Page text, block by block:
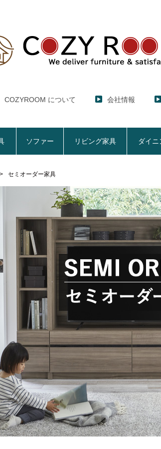
COZYROOM について 会社情報
レンジラック
隠せるレンジ台
収納可能
タイプ
クス収納可能
サイズで選
幅60cm
ロータイプ
ハイタイプ
ード（食器棚・カップボード）
ー収納家具
】&【LASCO】レンジ台
】テレビ台・リビング収納
】3方向オーダー家具
】カウンター下収納
】ワードローブ
】スリムラック
ダイニングテーブル
ス
ソファー
選ぶ
ファー
ファー
ソファー
ファー
ー
ングソファー
素材で選ぶ
合皮ソファ
ファブリッ
本革ソファ
選ぶ
カウチソファー
】カウチソファー
ウッドフレームソファー
ハイバックソファ
】シェーズロング＆カウチソフ
リビング家具
具
耐震上置きラック
シェルフ
ューズボックス
サニタリー
アコーディ
デスク・デ
タワー
ビ台
ド
プ
プ
釣竿・釣り具
ゴルフクラ
CDラック・
キャンプギ
ダイニ
セット
セミオーダーダイニングテーブル
ーブル
用
ズで選ぶ
】リアシートテーブル
幅】リアシートテーブル
【標準幅用
買えない！COZY ROOMオリジナル
隠してスッキリ収納
ジ台【CUBO】
器具をスマート収納
レイ鍋収納【Pots】
狭いキッ
【
究極
個
【
セミオーダー家具